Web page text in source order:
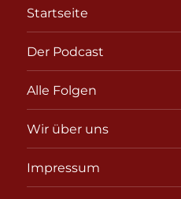
Startseite
Der Podcast
Alle Folgen
Wir über uns
Impressum